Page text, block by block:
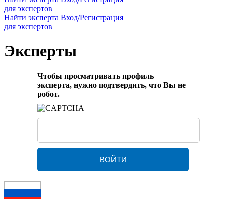
для экспертов
Найти эксперта Вход/Регистрация
для экспертов
Эксперты
Чтобы просматривать профиль
эксперта, нужно подтвердить, что Вы не
робот.